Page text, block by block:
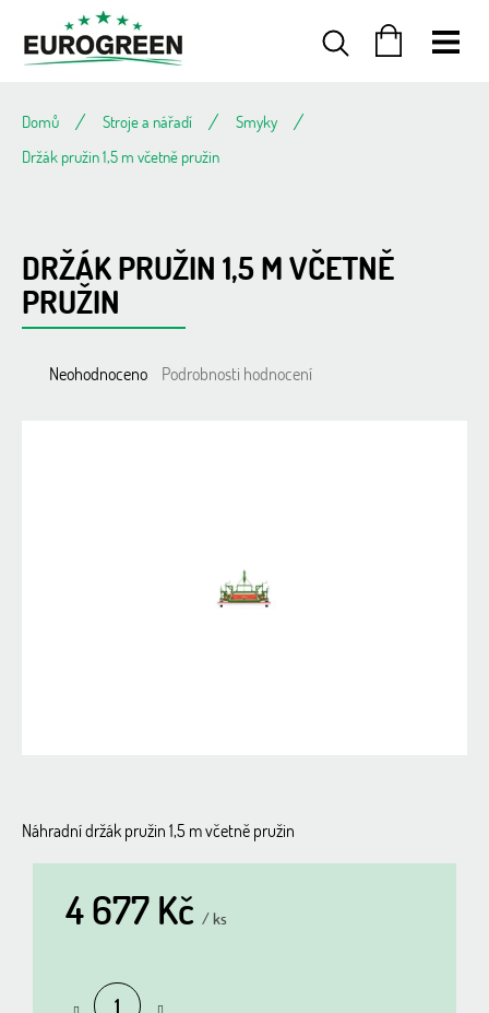
obsah
Domů Stroje a nářadí
Smyky
Držák pružin 1,5 m včetně pružin
DRŽÁK PRUŽIN 1,5 M VČETNĚ
PRUŽIN
Průměrné
Neohodnoceno Podrobnosti hodnocení
Náhradní držák pružin 1,5 m včetně pružin
4 677 Kč / ks